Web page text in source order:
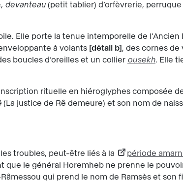
devanteau (petit tablier) d’orfèvrerie,
Elle porte la tenue intemporelle de
à volants détail b , des cornes de
boucles d’oreilles et un collier ousekh. Elle
rituelle en hiéroglyphes composée
(La justice de Rê demeure) et son nom de
troubles, peut-être liés à la période
que le général Horemheb ne prenne le
qui prend le nom de Ramsès et son